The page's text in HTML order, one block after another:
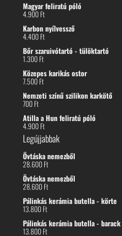
Magyar feliratú póló
4.900Ft
Karbon nyílvessző
4.400Ft
Bőr szaruivótartó - tülöktartó
1.300Ft
Közepes karikás ostor
7.500Ft
Nemzeti színű szilikon karkötő
700Ft
Atilla a Hun feliratú póló
4.900Ft
Legújjabbak
Övtáska nemezből
28.600Ft
Övtáska nemezből
28.600Ft
Pálinkás kerámia butella - körte
13.800Ft
Pálinkás kerámia butella - barack
13.800Ft